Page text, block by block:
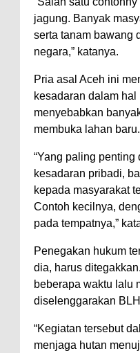
jagung. Banyak
serta tanam bawang
negara,” katanya.
Pria asal Aceh ini
kesadaran dalam
menyebabkan
membuka lahan baru.
“Yang paling penting
kesadaran pribadi,
kepada masyarakat
Contoh kecilnya,
pada tempatnya,”
Penegakan hukum
dia, harus
beberapa waktu lalu
diselenggarakan
“Kegiatan tersebut
menjaga hutan